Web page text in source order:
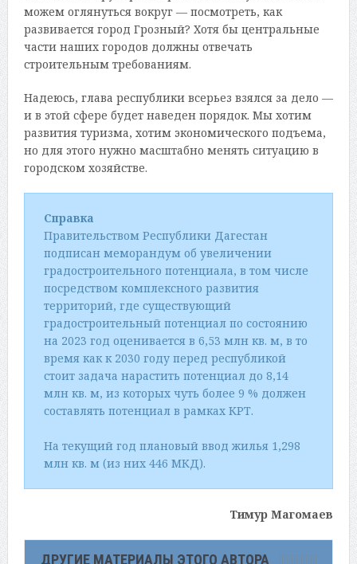
можем оглянуться вокруг — посмотреть, как
развивается город Грозный? Хотя бы центральные
части наших городов должны отвечать
строительным требованиям.
Надеюсь, глава республики всерьез взялся за дело —
и в этой сфере будет наведен порядок. Мы хотим
развития туризма, хотим экономического подъема,
но для этого нужно масштабно менять ситуацию в
городском хозяйстве.
Справка
Правительством Республики Дагестан
подписан меморандум об увеличении
градостроительного потенциала, в том числе
посредством комплексного развития
территорий, где существующий
градостроительный потенциал по состоянию
на 2023 год оценивается в 6,53 млн кв. м, в то
время как к 2030 году перед республикой
стоит задача нарастить потенциал до 8,14
млн кв. м, из которых чуть более 9 % должен
составлять потенциал в рамках КРТ.
На текущий год плановый ввод жилья 1,298
млн кв. м (из них 446 МКД).
Тимур Магомаев
ДРУГИЕ МАТЕРИАЛЫ ЭТОГО АВТОРА